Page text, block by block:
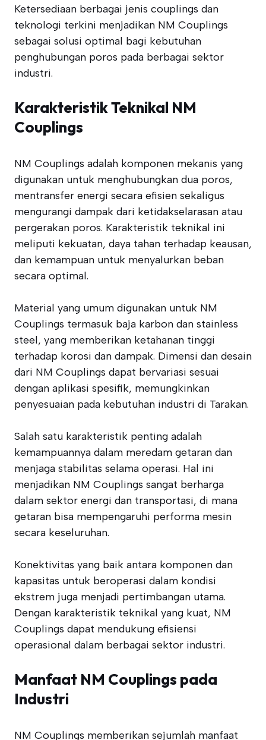
Ketersediaan berbagai jenis couplings dan
teknologi terkini menjadikan NM Couplings
sebagai solusi optimal bagi kebutuhan
penghubungan poros pada berbagai sektor
industri.
Karakteristik Teknikal NM
Couplings
NM Couplings adalah komponen mekanis yang
digunakan untuk menghubungkan dua poros,
mentransfer energi secara efisien sekaligus
mengurangi dampak dari ketidakselarasan atau
pergerakan poros. Karakteristik teknikal ini
meliputi kekuatan, daya tahan terhadap keausan,
dan kemampuan untuk menyalurkan beban
secara optimal.
Material yang umum digunakan untuk NM
Couplings termasuk baja karbon dan stainless
steel, yang memberikan ketahanan tinggi
terhadap korosi dan dampak. Dimensi dan desain
dari NM Couplings dapat bervariasi sesuai
dengan aplikasi spesifik, memungkinkan
penyesuaian pada kebutuhan industri di Tarakan.
Salah satu karakteristik penting adalah
kemampuannya dalam meredam getaran dan
menjaga stabilitas selama operasi. Hal ini
menjadikan NM Couplings sangat berharga
dalam sektor energi dan transportasi, di mana
getaran bisa mempengaruhi performa mesin
secara keseluruhan.
Konektivitas yang baik antara komponen dan
kapasitas untuk beroperasi dalam kondisi
ekstrem juga menjadi pertimbangan utama.
Dengan karakteristik teknikal yang kuat, NM
Couplings dapat mendukung efisiensi
operasional dalam berbagai sektor industri.
Manfaat NM Couplings pada
Industri
NM Couplings memberikan sejumlah manfaat